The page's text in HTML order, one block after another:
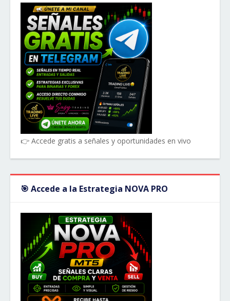
👉 Accede gratis a señales y oportunidades en vivo
🎯 Accede a la Estrategia NOVA PRO